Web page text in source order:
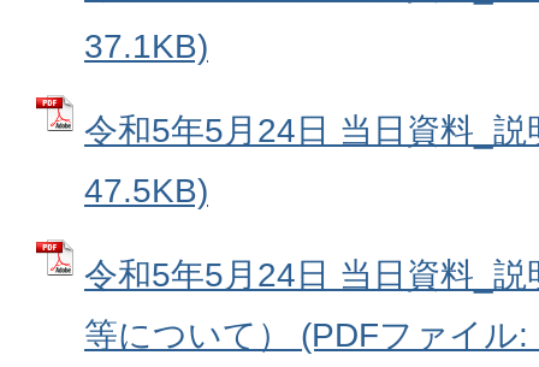
37.1KB)
令和5年5月24日 当日資料_
47.5KB)
令和5年5月24日 当日資料_
等について） (PDFファイル: